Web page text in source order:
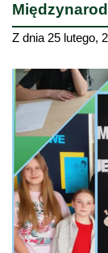
Z dnia 25 lutego,